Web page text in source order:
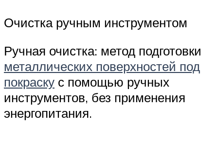
Очистка ручным инструментом
Ручная очистка: метод подготовки
металлических поверхностей под
покраску с помощью ручных
инструментов, без применения
энергопитания.